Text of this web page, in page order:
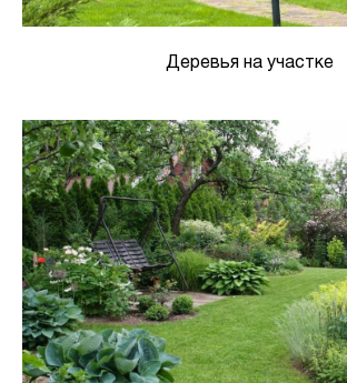
Деревья на участке